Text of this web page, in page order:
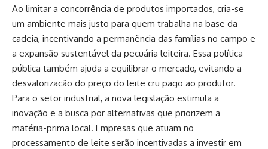
Ao limitar a concorrência de produtos importados, cria-se
um ambiente mais justo para quem trabalha na base da
cadeia, incentivando a permanência das famílias no campo e
a expansão sustentável da pecuária leiteira. Essa política
pública também ajuda a equilibrar o mercado, evitando a
desvalorização do preço do leite cru pago ao produtor.
Para o setor industrial, a nova legislação estimula a
inovação e a busca por alternativas que priorizem a
matéria-prima local. Empresas que atuam no
processamento de leite serão incentivadas a investir em